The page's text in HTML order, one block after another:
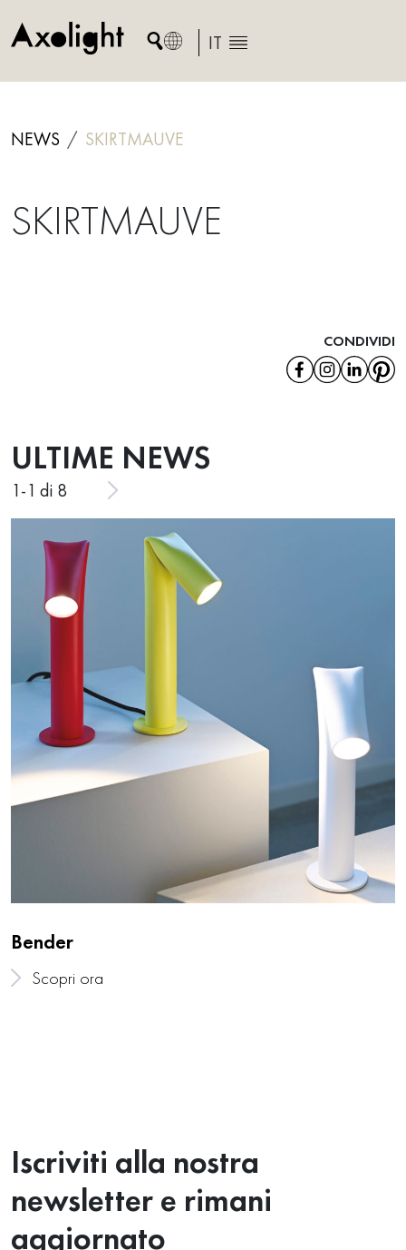
to
IT
NEWS SKIRTMAUVE
SKIRTMAUVE
CONDIVIDI
ULTIME NEWS
1-1 di 8
Bender
Scopri ora
Iscriviti alla nostra
newsletter e rimani
aggiornato